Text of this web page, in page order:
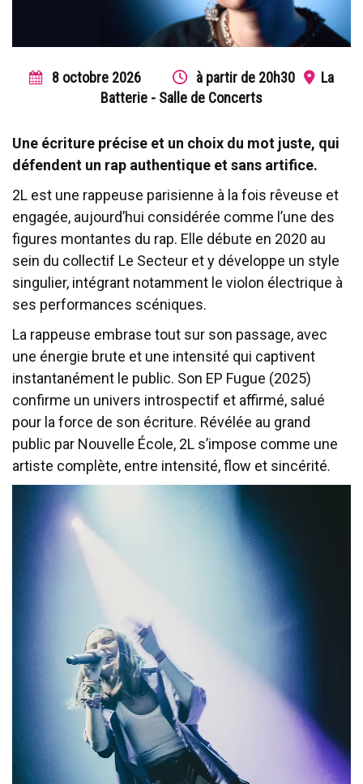
8 octobre 2026 à partir de 20h30
La
Batterie - Salle de Concerts
Une écriture précise et un choix du mot juste, qui
défendent un rap authentique et sans artifice.
2L est une rappeuse parisienne à la fois rêveuse et
engagée, aujourd’hui considérée comme l’une des
figures montantes du rap. Elle débute en 2020 au
sein du collectif Le Secteur et y développe un style
singulier, intégrant notamment le violon électrique à
ses performances scéniques.
La rappeuse embrase tout sur son passage, avec
une énergie brute et une intensité qui captivent
instantanément le public. Son EP Fugue (2025)
confirme un univers introspectif et affirmé, salué
pour la force de son écriture. Révélée au grand
public par Nouvelle École, 2L s’impose comme une
artiste complète, entre intensité, flow et sincérité.